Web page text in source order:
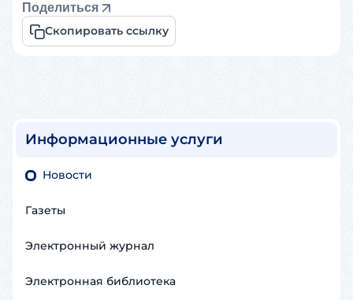
Поделиться
Скопировать ссылку
Информационные услуги
Новости
Газеты
Электронный журнал
Электронная библиотека